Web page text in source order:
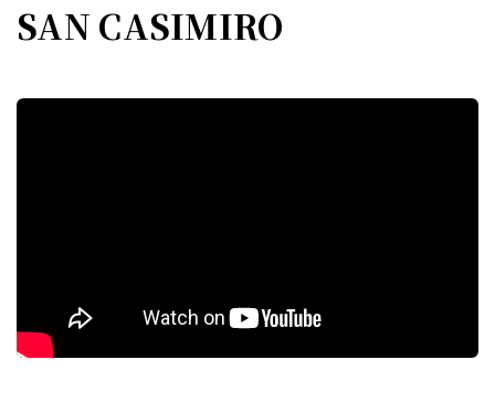
SAN CASIMIRO